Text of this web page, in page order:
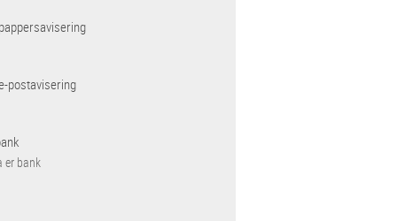
postavisering
er bank